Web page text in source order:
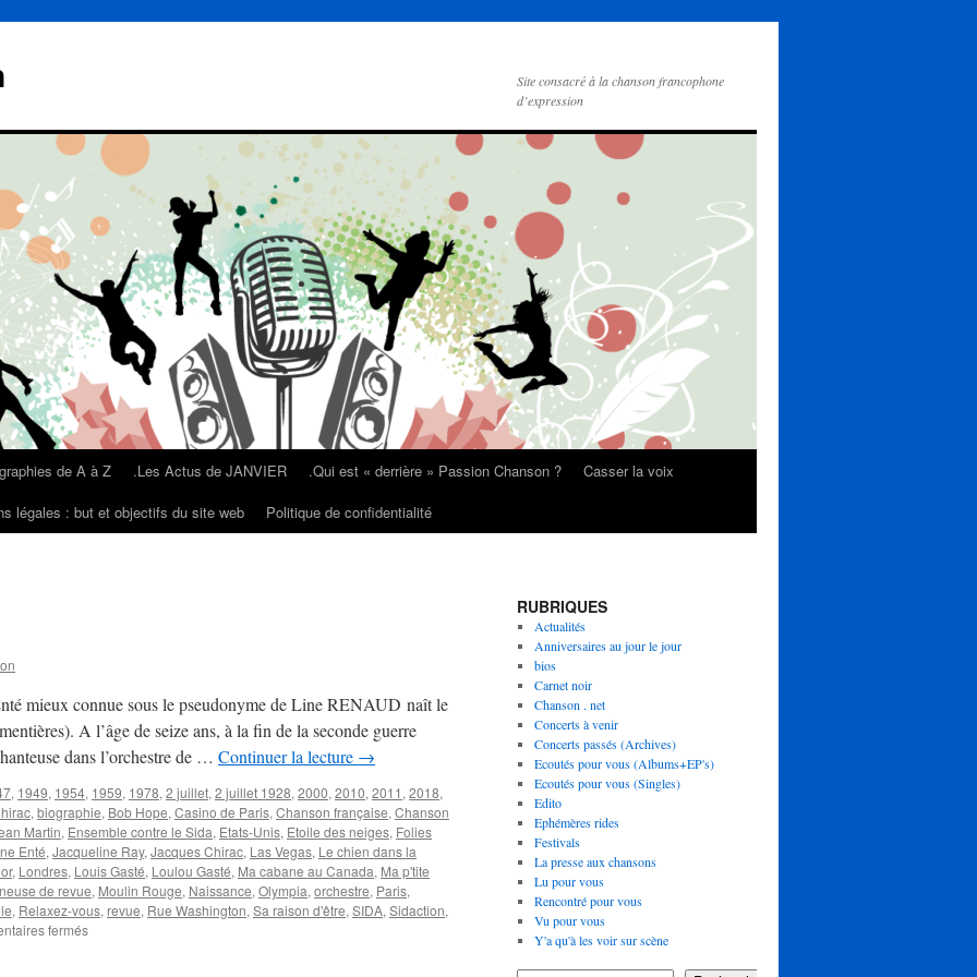
Site consacré à la chanson francophone
d’expression
de A à Z .Les Actus de JANVIER .Qui est « derrière » Passion Chanson ?
Casser la voix
légales : but et objectifs du site web Politique de confidentialité
mieux connue sous le pseudonyme de Line RENAUD naît le
A l’âge de seize ans, à la fin de la seconde guerre
dans l’orchestre de … Continuer la lecture →
, 1949, 1954, 1959, 1978, 2 juillet, 2 juillet 1928, 2000, 2010, 2011 , 2018,
, biographie, Bob Hope, Casino de Paris, Chanson française, Chanson
Martin, Ensemble contre le Sida, Etats-Unis, Etoile des neiges, Folies
Enté, Jacqueline Ray, Jacques Chirac, Las Vegas, Le chien dans la
, Londres, Louis Gasté, Loulou Gasté, Ma cabane au Canada, Ma p'tite
de revue, Moulin Rouge, Naissance, Olympia, orchestre, Paris,
, Relaxez-vous, revue, Rue Washington, Sa raison d'être, SIDA, Sidaction,
ferméssur
RUBRIQUES
Actualités
Anniversaires au jour le jour
bios
Carnet noir
Chanson . net
Concerts à venir
Concerts passés (Archives)
Ecoutés pour vous (Albums+EP's)
Ecoutés pour vous (Singles)
Edito
Ephémères rides
Festivals
La presse aux chansons
Lu pour vous
Rencontré pour vous
Vu pour vous
Y'a qu'à les voir sur scène